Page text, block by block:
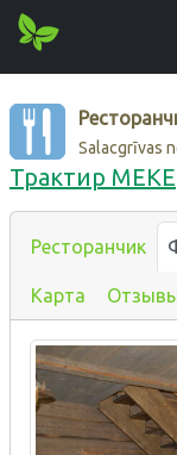
Salacgrīvas
Трактир MEKE
Ресторанчик
Карта